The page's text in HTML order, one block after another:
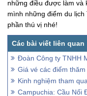
những điều được làm và
mình những điểm du
phần thú vị nhé!
Đoàn Công ty TNHH MTV
Giá vé các điểm thăm
Kinh nghiệm tham quan
Campuchia: Cầu Nối Đông